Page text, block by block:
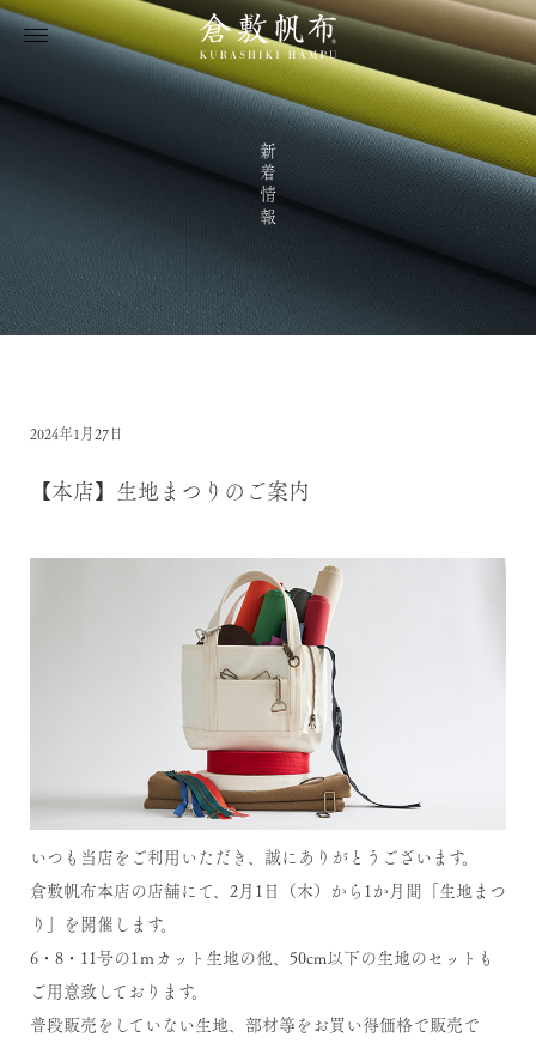
新着情報
2024年1月27日
【本店】生地まつりのご案内
いつも当店をご利用いただき、誠にありがとうございます。
倉敷帆布本店の店舗にて、2月1日（木）から1か月間「生地まつ
り」を開催します。
6・8・11号の1ｍカット生地の他、50cm以下の生地のセットも
ご用意致しております。
普段販売をしていない生地、部材等をお買い得価格で販売で